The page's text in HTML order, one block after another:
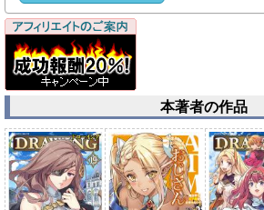
本著者の作品